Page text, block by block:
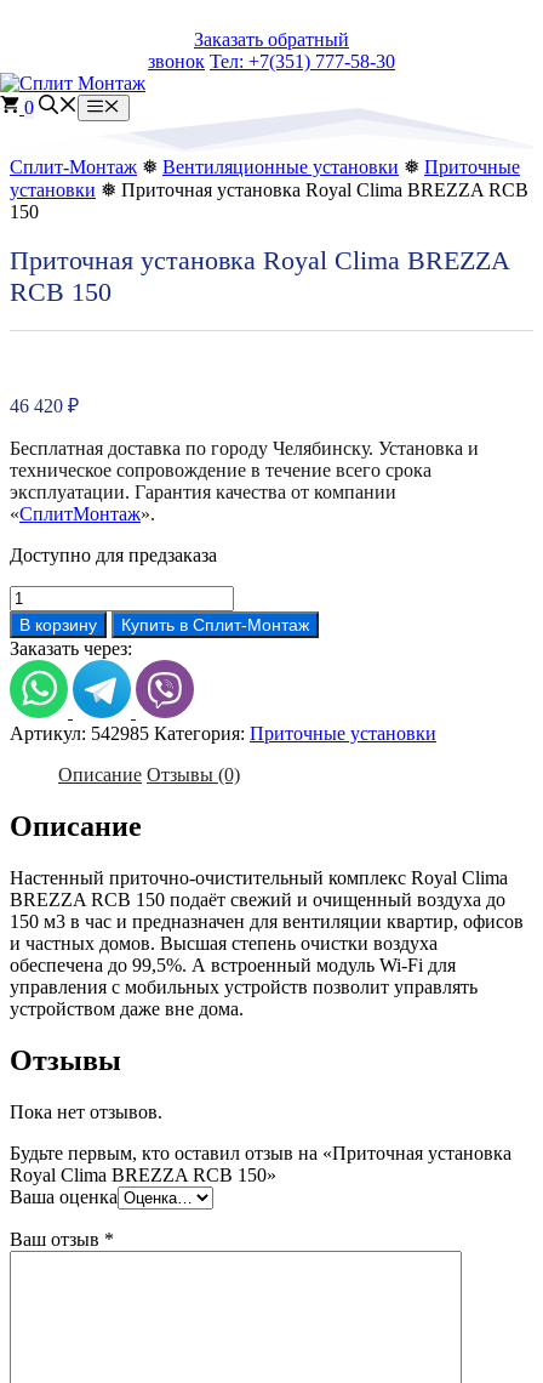
Заказать обратный
звонок Тел: +7(351) 777-58-30
0 Меню
Сплит-Монтаж ❅ Вентиляционные установки ❅ Приточные
установки ❅ Приточная установка Royal Clima BREZZA RCB
150
Приточная установка Royal Clima BREZZA
RCB 150
46 420 ₽
Бесплатная доставка по городу Челябинску. Установка и
техническое сопровождение в течение всего срока
эксплуатации. Гарантия качества от компании
«СплитМонтаж».
Доступно для предзаказа
Количество
товара
Приточная
установка
Royal
Clima
BREZZA
RCB
В корзину Купить в Сплит-Монтаж
Заказать через:
Артикул: 542985 Категория: Приточные установки
Описание Отзывы (0)
Описание
Настенный приточно-очистительный комплекс Royal Clima
BREZZA RCB 150 подаёт свежий и очищенный воздуха до
150 м3 в час и предназначен для вентиляции квартир, офисов
и частных домов. Высшая степень очистки воздуха
обеспечена до 99,5%. А встроенный модуль Wi-Fi для
управления с мобильных устройств позволит управлять
устройством даже вне дома.
Отзывы
Пока нет отзывов.
Будьте первым, кто оставил отзыв на «Приточная установка
Royal Clima BREZZA RCB 150»
Ваша оценка
Ваш отзыв *